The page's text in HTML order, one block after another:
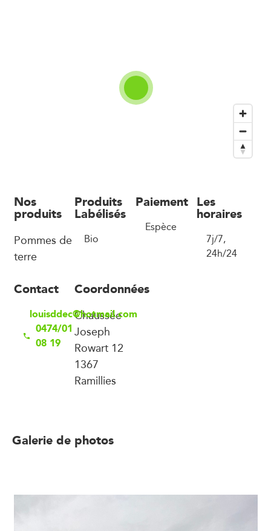
Nos
produits
Pommes de
terre
Produits
Labélisés
Bio
Paiement
Espèce
Les
horaires
7j/7,
24h/24
Contact
louisddec@hotmail.com
0474/01
08 19
Coordonnées
Chaussée
Joseph
Rowart 12
1367
Ramillies
Galerie de photos